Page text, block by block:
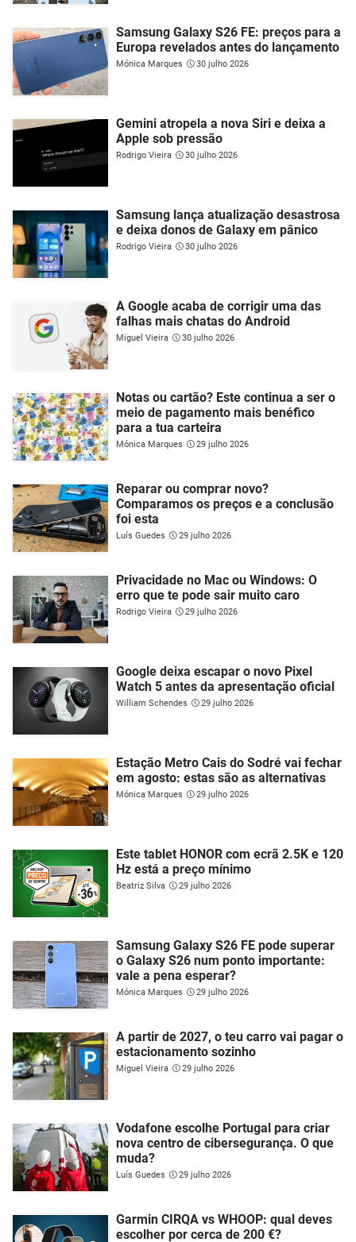
Samsung Galaxy S26 FE: preços para a
Europa revelados antes do lançamento
Mónica Marques 30 julho 2026
Gemini atropela a nova Siri e deixa a
Apple sob pressão
Rodrigo Vieira 30 julho 2026
Samsung lança atualização desastrosa
e deixa donos de Galaxy em pânico
Rodrigo Vieira 30 julho 2026
A Google acaba de corrigir uma das
falhas mais chatas do Android
Miguel Vieira 30 julho 2026
Notas ou cartão? Este continua a ser o
meio de pagamento mais benéfico
para a tua carteira
Mónica Marques 29 julho 2026
Reparar ou comprar novo?
Comparamos os preços e a conclusão
foi esta
Luís Guedes 29 julho 2026
Privacidade no Mac ou Windows: O
erro que te pode sair muito caro
Rodrigo Vieira 29 julho 2026
Google deixa escapar o novo Pixel
Watch 5 antes da apresentação oficial
William Schendes 29 julho 2026
Estação Metro Cais do Sodré vai fechar
em agosto: estas são as alternativas
Mónica Marques 29 julho 2026
Este tablet HONOR com ecrã 2.5K e 120
Hz está a preço mínimo
Beatriz Silva 29 julho 2026
Samsung Galaxy S26 FE pode superar
o Galaxy S26 num ponto importante:
vale a pena esperar?
Mónica Marques 29 julho 2026
A partir de 2027, o teu carro vai pagar o
estacionamento sozinho
Miguel Vieira 29 julho 2026
Vodafone escolhe Portugal para criar
nova centro de cibersegurança. O que
muda?
Luís Guedes 29 julho 2026
Garmin CIRQA vs WHOOP: qual deves
escolher por cerca de 200 €?